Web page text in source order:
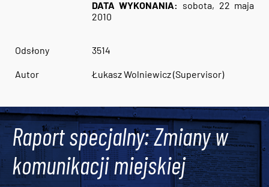
DATA WYKONANIA: sobota, 22 maja
2010
Odsłony 3514
Autor Łukasz Wolniewicz (Supervisor)
Raport specjalny: Zmiany w
komunikacji miejskiej